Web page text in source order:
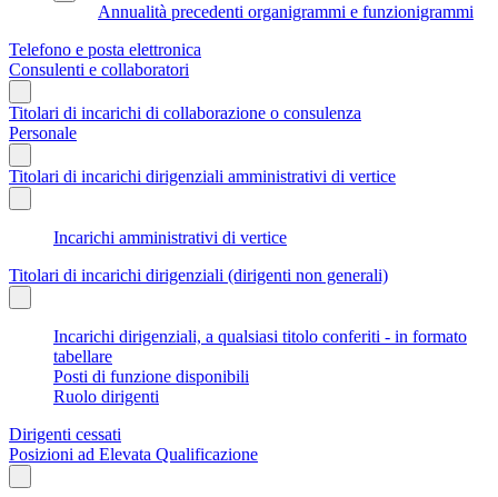
Annualità precedenti organigrammi e funzionigrammi
Telefono e posta elettronica
Consulenti e collaboratori
Titolari di incarichi di collaborazione o consulenza
Personale
Titolari di incarichi dirigenziali amministrativi di vertice
Incarichi amministrativi di vertice
Titolari di incarichi dirigenziali (dirigenti non generali)
Incarichi dirigenziali, a qualsiasi titolo conferiti - in formato
tabellare
Posti di funzione disponibili
Ruolo dirigenti
Dirigenti cessati
Posizioni ad Elevata Qualificazione